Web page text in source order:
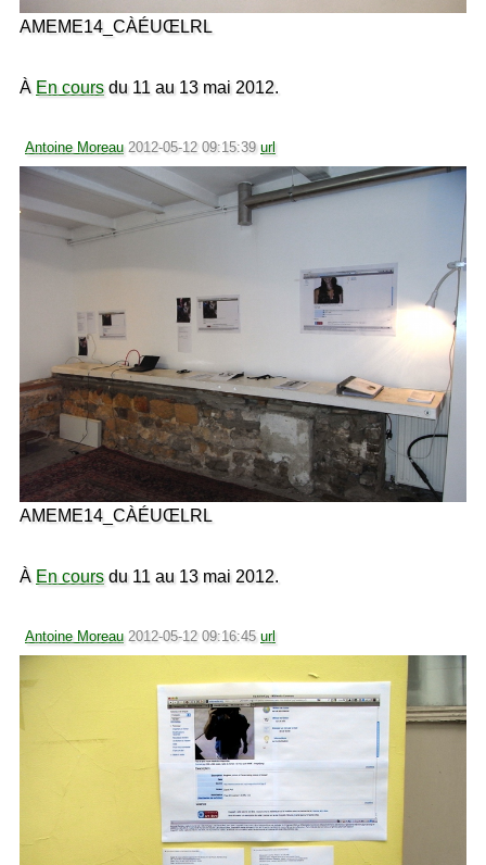
AMEME14_CÀÉUŒLRL
À En coursdu 11 au 13 mai 2012.
Antoine Moreau 2012-05-12 09:15:39 url
AMEME14_CÀÉUŒLRL
À En coursdu 11 au 13 mai 2012.
Antoine Moreau 2012-05-12 09:16:45 url